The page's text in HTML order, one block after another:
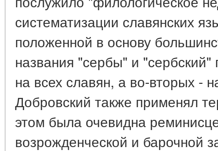
систематизации славянских
положенной в основу
названия "сербы" и
на всех славян, а во-вторых -
Добровский также применял
этом была очевидна
возрожденческой и барочной